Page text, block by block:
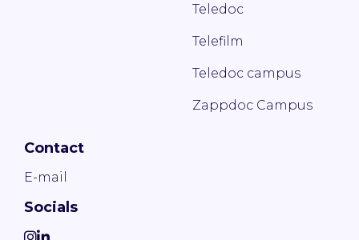
Teledoc
Telefilm
Teledoc campus
Zappdoc Campus
Contact
E-mail
Socials